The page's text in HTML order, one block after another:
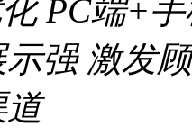
PC端+
示强 激发